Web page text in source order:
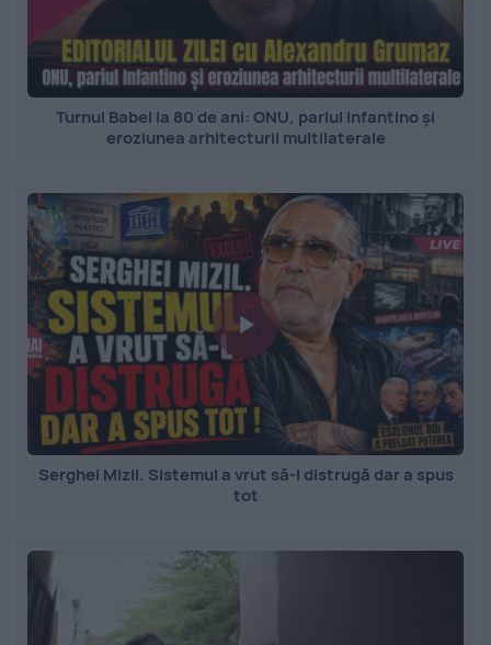
Turnul Babel la 80 de ani: ONU, pariul Infantino și
eroziunea arhitecturii multilaterale
Serghei Mizil. Sistemul a vrut să-l distrugă dar a spus
tot